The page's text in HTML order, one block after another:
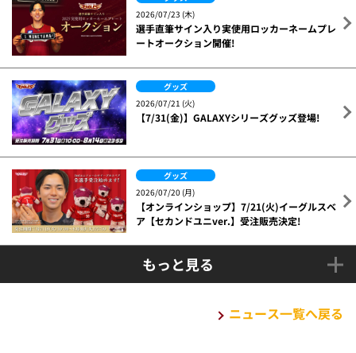
2026/07/23 (木)
選手直筆サイン入り実使用ロッカーネームプレ
ートオークション開催!
グッズ
2026/07/21 (火)
【7/31(金)】GALAXYシリーズグッズ登場!
グッズ
2026/07/20 (月)
【オンラインショップ】7/21(火)イーグルスベ
ア【セカンドユニver.】受注販売決定!
もっと見る
ニュース一覧へ戻る